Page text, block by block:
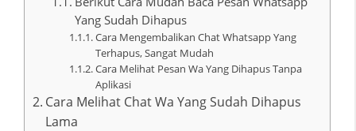
Yang Sudah Dihapus
Cara Mengembalikan Chat Whatsapp Yang
Terhapus, Sangat Mudah
Cara Melihat Pesan Wa Yang Dihapus Tanpa
Aplikasi
Cara Melihat Chat Wa Yang Sudah Dihapus
Lama